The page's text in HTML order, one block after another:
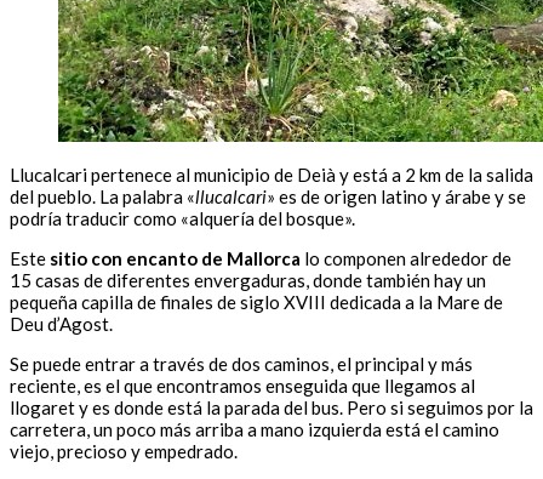
Llucalcari pertenece al municipio de Deià y está a 2 km de la salida
del pueblo. La palabra «llucalcari» es de origen latino y árabe y se
podría traducir como «alquería del bosque».
Este sitio con encanto de Mallorca lo componen alrededor de
15 casas de diferentes envergaduras, donde también hay un
pequeña capilla de finales de siglo XVIII dedicada a la Mare de
Deu d’Agost.
Se puede entrar a través de dos caminos, el principal y más
reciente, es el que encontramos enseguida que llegamos al
llogaret y es donde está la parada del bus. Pero si seguimos por la
carretera, un poco más arriba a mano izquierda está el camino
viejo, precioso y empedrado.